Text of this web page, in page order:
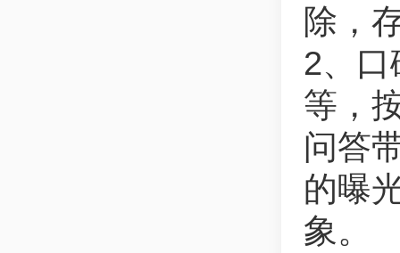
除，
2、
等，
问答
的曝
象。